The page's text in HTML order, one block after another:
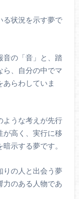
る状況を示す夢で
音の「音」と、踏
ら、自分の中でマ
らわしていま
ような考えが先行
が高く、実行に移
示する夢です。
りの人と出会う夢
力のある人物であ